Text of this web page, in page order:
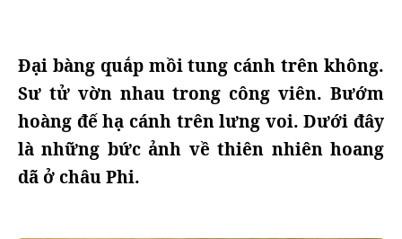
Đại bàng quắp mồi tung cánh trên không.
Sư tử vờn nhau trong công viên. Bướm
hoàng đế hạ cánh trên lưng voi. Dưới đây
là những bức ảnh về thiên nhiên hoang
dã ở châu Phi.